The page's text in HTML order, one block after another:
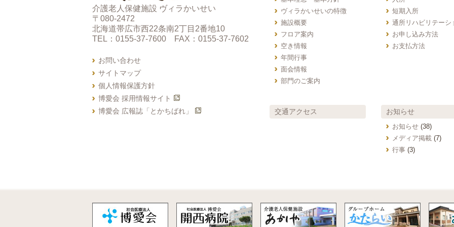
介護老人保健施設 ヴィラかいせい
〒080-2472
北海道帯広市西22条南2丁目2番地10
TEL：0155-37-7600 FAX：0155-37-7602
お問い合わせ
サイトマップ
個人情報保護方針
博愛会 採用情報サイト
博愛会 広報誌「とかちばれ」
ヴィラかいせいの特徴
施設概要
フロア案内
空き情報
年間行事
面会情報
部門のご案内
短期入所
通所リハビリテーシ
お申し込み方法
お支払方法
交通アクセス お知らせ
お知らせ (38)
メディア掲載 (7)
行事 (3)